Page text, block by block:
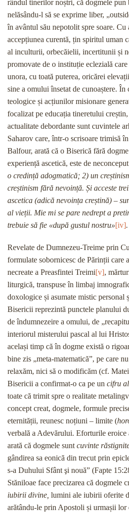
rândul tinerilor noștri, că dogmele
nelăsându-l să se exprime liber,
în avântul său nepotolit spre soare.
accepțiunea curentă, țin spiritul uman
al inculturii, orbecăielii, incertitunii și
promovate de o instituție eclezială
unora, cu toată puterea, oricărei
sine a omului însetat de cunoaștere.
teologice și acțiunilor misionare
focalizat pe educația tineretului
actualitate debordante sunt cuvintele
Saharov care, într-o scrisoare trimisă
Balfour, arată că o Biserică fără
experiență ascetică, este de
o credință adogmatică; 2) un
creștinism fără nevoință. Și acceste
ascetica (adică nevoința creștină) –
al vieții. Mie mi se pare nedrept a
trebuie să fie «după gustul nostru»[iv].
Revelate de Dumnezeu-Treime prin
formulate sobornicesc de Părinții care
necreate a Preasfintei Treimi[v],
liturgică, transpuse în limbaj
doxologice și asumate mistic personal
Bisericii reprezintă punctele planului
de îndumnezeire a omului, de
interiorul misterului pascal al lui
același timp că în dogme există o
bine zis „meta-matematică”, pe care
relaxăm, nici să o modificăm (cf.
Bisericii a confirmat-o ca pe un cifru
toate că trimit spre o realitate
concept creat, dogmele, formule
eternității, reunesc noțiuni – limite (
verbală a Adevărului. Eforturile
arată că dogmele sunt cuvinte
gândirea sa eonică din trecut prin
s-a Duhului Sfânt şi nouă” (Fapte
Stăniloae face precizarea că dogmele
iubirii divine, lumini ale iubirii oferite
arătându-le prin Apostoli și urmașii lor